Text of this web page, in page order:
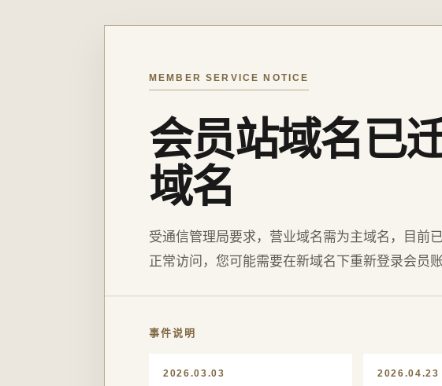
MEMBER SERVICE NOTICE
会员站域名已
域名
受通信管理局要求，营业域名需为主域名，目前
正常访问，您可能需要在新域名下重新登录会员账
事件说明
2026.03.03 2026.04.23